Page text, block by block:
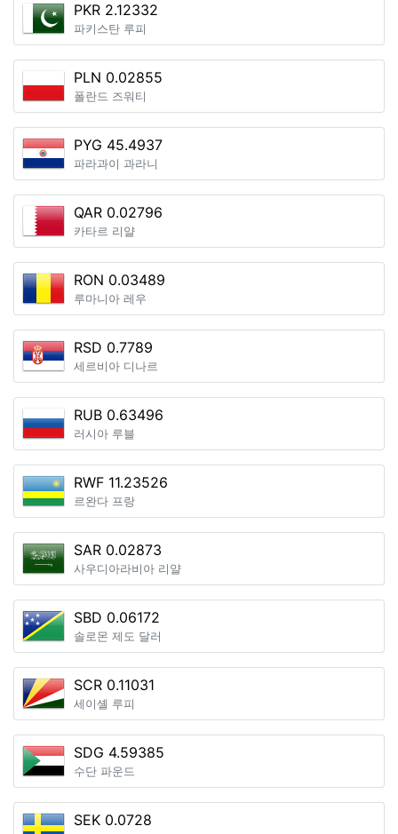
PKR 2.12332
파키스탄 루피
PLN 0.02855
폴란드 즈워티
PYG 45.4937
파라과이 과라니
QAR 0.02796
카타르 리얄
RON 0.03489
루마니아 레우
RSD 0.7789
세르비아 디나르
RUB 0.63496
러시아 루블
RWF 11.23526
르완다 프랑
SAR 0.02873
사우디아라비아 리얄
SBD 0.06172
솔로몬 제도 달러
SCR 0.11031
세이셸 루피
SDG 4.59385
수단 파운드
SEK 0.0728